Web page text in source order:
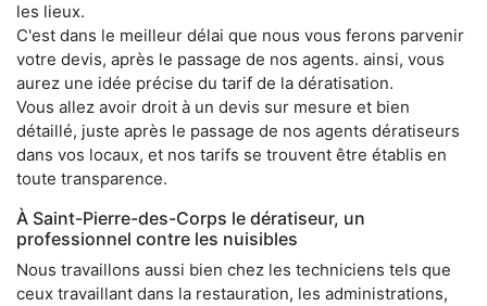
les lieux.
C'est dans le meilleur délai que nous vous ferons parvenir
votre devis, après le passage de nos agents. ainsi, vous
aurez une idée précise du tarif de la dératisation.
Vous allez avoir droit à un devis sur mesure et bien
détaillé, juste après le passage de nos agents dératiseurs
dans vos locaux, et nos tarifs se trouvent être établis en
toute transparence.
À Saint-Pierre-des-Corps le dératiseur, un
professionnel contre les nuisibles
Nous travaillons aussi bien chez les techniciens tels que
ceux travaillant dans la restauration, les administrations,